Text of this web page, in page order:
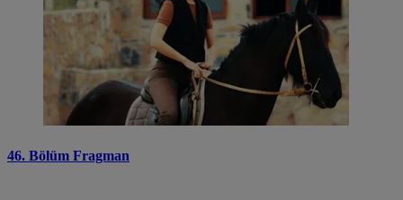
46. Bölüm Fragman